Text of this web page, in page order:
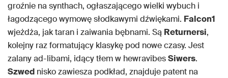
groźnie na synthach, ogłaszającego wielki wybuch i
łagodzącego wymowę słodkawymi dźwiękami. Falcon1
wjeżdża, jak taran i zaiwania bębnami. Są Returnersi,
kolejny raz formatujący klasykę pod nowe czasy. Jest
zalany ad-libami, idący tłem w hewravibesSiwers.
Szwed nisko zawiesza podkład, znajduje patent na